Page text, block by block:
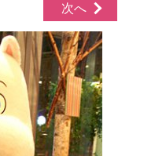
次へ